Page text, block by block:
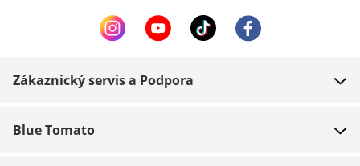
Zákaznický servis a Podpora
Blue Tomato